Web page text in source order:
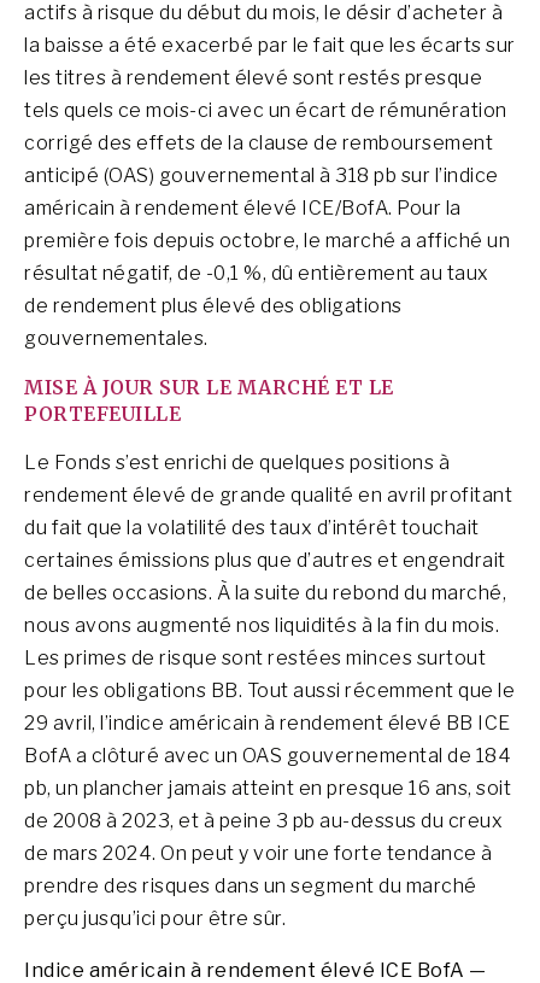
actifs à risque du début du mois, le désir d’acheter à
la baisse a été exacerbé par le fait que les écarts sur
les titres à rendement élevé sont restés presque
tels quels ce mois-ci avec un écart de rémunération
corrigé des effets de la clause de remboursement
anticipé (OAS) gouvernemental à 318 pb sur l’indice
américain à rendement élevé ICE/BofA. Pour la
première fois depuis octobre, le marché a affiché un
résultat négatif, de -0,1 %, dû entièrement au taux
de rendement plus élevé des obligations
gouvernementales.
MISE À JOUR SUR LE MARCHÉ ET LE
PORTEFEUILLE
Le Fonds s’est enrichi de quelques positions à
rendement élevé de grande qualité en avril profitant
du fait que la volatilité des taux d’intérêt touchait
certaines émissions plus que d’autres et engendrait
de belles occasions. À la suite du rebond du marché,
nous avons augmenté nos liquidités à la fin du mois.
Les primes de risque sont restées minces surtout
pour les obligations BB. Tout aussi récemment que le
29 avril, l’indice américain à rendement élevé BB ICE
BofA a clôturé avec un OAS gouvernemental de 184
pb, un plancher jamais atteint en presque 16 ans, soit
de 2008 à 2023, et à peine 3 pb au-dessus du creux
de mars 2024. On peut y voir une forte tendance à
prendre des risques dans un segment du marché
perçu jusqu’ici pour être sûr.
Indice américain à rendement élevé ICE BofA —